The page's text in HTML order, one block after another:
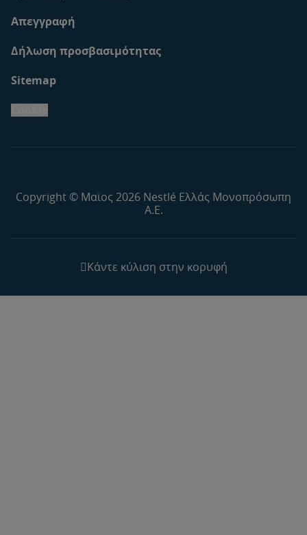
Απεγγραφή
Δήλωση προσβασιμότητας
Sitemap
Copyright © Μαϊος 2026 Nestlé Ελλάς Μονοπρόσωπη
Α.Ε.
Κάντε κύλιση στην κορυφή